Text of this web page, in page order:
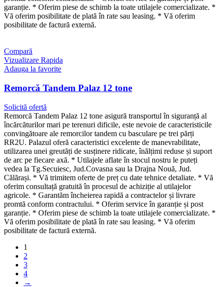
garanție. * Oferim piese de schimb la toate utilajele comercializate. *
Vă oferim posibilitate de plată în rate sau leasing. * Vă oferim
posibilitate de factură externă.
Compară
Vizualizare Rapida
Adauga la favorite
Remorcă Tandem Palaz 12 tone
Solicită ofertă
Remorcă Tandem Palaz 12 tone asigură transportul în siguranță al
încărcăturilor mari pe terenuri dificile, este nevoie de caracteristicile
convingătoare ale remorcilor tandem cu basculare pe trei părți
RR2U. Palazul oferă caracteristici excelente de manevrabilitate,
utilizarea unei greutăți de susținere ridicate, înălțimi reduse și suport
de arc pe fiecare axă. * Utilajele aflate în stocul nostru le puteți
vedea la Tg.Secuiesc, Jud.Covasna sau la Drajna Nouă, Jud.
Călărași. * Vă trimitem oferte de preț cu date tehnice detaliate. * Vă
oferim consultață gratuită în procesul de achiziție al utilajelor
agricole. * Garantăm încheierea rapidă a contractelor și livrare
promtă conform contractului. * Oferim service în garanție și post
garanție. * Oferim piese de schimb la toate utilajele comercializate. *
Vă oferim posibilitate de plată în rate sau leasing. * Vă oferim
posibilitate de factură externă.
1
2
3
4
→